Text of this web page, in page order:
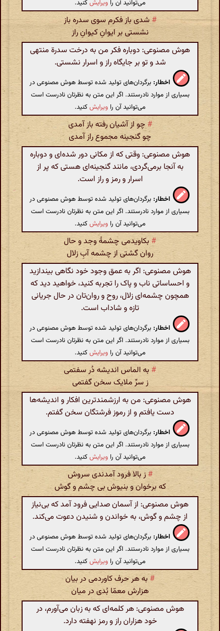
می‌توانید آن را ویرایشکنید.
#شدی باز فکرم سوی سدره باز
نشستی بر ایوانِ کیوانِ راز
هوش مصنوعی: دوباره فکر من به درخت سدرة منتهی
شد و تو بر جایگاه راز و اسرار نشستی.
اخطار: برگردان‌های تولید شده توسط هوش مصنوعی در
بسیاری از موارد نادرستند. اگر این متن به نظرتان نادرست است
می‌توانید آن را ویرایشکنید.
# چو از آشیان رفته باز آمدی
چو گنجینه مجموع راز آمدی
هوش مصنوعی: وقتی که از مکانی دور شده‌ای و دوباره
به آنجا برمی‌گردی، مانند گنجینه‌ای هستی که پر از
اسرار و رمز و راز است.
اخطار: برگردان‌های تولید شده توسط هوش مصنوعی در
بسیاری از موارد نادرستند. اگر این متن به نظرتان نادرست است
می‌توانید آن را ویرایشکنید.
# بکاویدمی چشمهٔ وجد و حال
روان گشتی از چشمه آبِ زلال
هوش مصنوعی: اگر به عمق وجود خود نگاهی بیندازید
و احساساتی ناب و پاک را تجربه کنید، خواهید دید که
همچون چشمه‌ای زلال، روح و روان‌تان در حال جریانی
تازه و شاداب است.
اخطار: برگردان‌های تولید شده توسط هوش مصنوعی در
بسیاری از موارد نادرستند. اگر این متن به نظرتان نادرست است
می‌توانید آن را ویرایشکنید.
# به الماس اندیشه دُر سفتمی
ز سرِّ ملایک سخن گفتمی
هوش مصنوعی: من به ارزشمندترین افکار و اندیشه‌ها
دست یافتم و از رموز فرشتگان سخن گفتم.
اخطار: برگردان‌های تولید شده توسط هوش مصنوعی در
بسیاری از موارد نادرستند. اگر این متن به نظرتان نادرست است
می‌توانید آن را ویرایشکنید.
# ز بالا فرود آمدندی سروش
که برخوان و بنیوش بی چشم و گوش
هوش مصنوعی: از آسمان صدایی فرود آمد که بی‌نیاز
از چشم و گوش، به خواندن و شنیدن دعوت می‌کند.
اخطار: برگردان‌های تولید شده توسط هوش مصنوعی در
بسیاری از موارد نادرستند. اگر این متن به نظرتان نادرست است
می‌توانید آن را ویرایشکنید.
#به هر حرف کاوردمی در بیان
هزارش معمّا بُدی در میان
هوش مصنوعی: هر کلمه‌ای که به زبان می‌آورم، در
خود هزاران راز و رمز نهفته دارد.